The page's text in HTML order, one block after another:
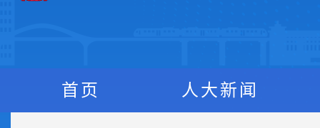
首页 人大新闻